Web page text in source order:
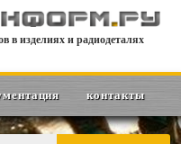
в изделиях и радиодеталях
контакты